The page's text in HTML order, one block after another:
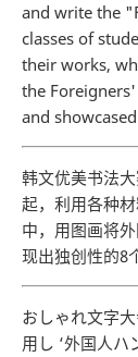
and write the
classes of
their works,
the
and
韩文优美书法
起，利用各种
中，用图画将
现出独创性的8
おしゃれ文字
用し ‘外国人ハ